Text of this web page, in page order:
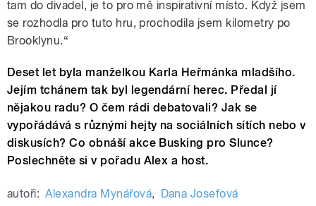
tam do divadel, je to pro mě inspirativní místo. Když jsem
se rozhodla pro tuto hru, prochodila jsem kilometry po
Brooklynu.“
Deset let byla manželkou Karla Heřmánka mladšího.
Jejím tchánem tak byl legendární herec. Předal jí
nějakou radu? O čem rádi debatovali? Jak se
vypořádává s různými hejty na sociálních sítích nebo v
diskusích? Co obnáší akce Busking pro Slunce?
Poslechněte si v pořadu Alex a host.
autoři: Alexandra Mynářová, Dana Josefová